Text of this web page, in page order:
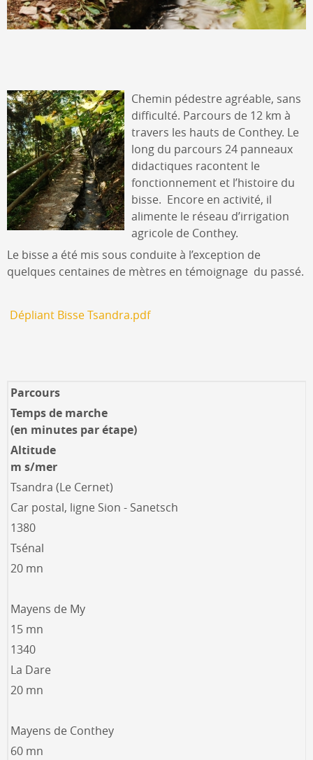
Chemin pédestre agréable, sans
difficulté. Parcours de 12 km à
travers les hauts de Conthey. Le
long du parcours 24 panneaux
didactiques racontent le
fonctionnement et l’histoire du
bisse. Encore en activité, il
alimente le réseau d’irrigation
agricole de Conthey.
Le bisse a été mis sous conduite à l’exception de
quelques centaines de mètres en témoignage du passé.
Dépliant Bisse Tsandra.pdf
Parcours
Temps de marche
(en minutes par étape)
Altitude
m s/mer
Tsandra (Le Cernet)
Car postal, ligne Sion - Sanetsch
1380
Tsénal
20 mn
Mayens de My
15 mn
1340
La Dare
20 mn
Mayens de Conthey
60 mn